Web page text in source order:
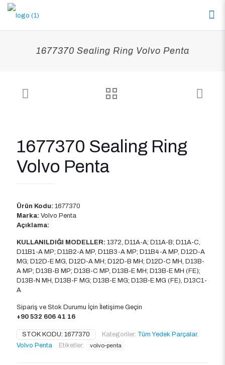
1677370 Sealing Ring Volvo Penta
1677370 Sealing Ring
Volvo Penta
Ürün Kodu: 1677370
Marka: Volvo Penta
Açıklama:
KULLANILDIĞI MODELLER: 1372, D11A-A; D11A-B; D11A-C,
D11B1-A MP; D11B2-A MP, D11B3-A MP; D11B4-A MP, D12D-A
MG; D12D-E MG, D12D-A MH; D12D-B MH; D12D-C MH, D13B-
A MP; D13B-B MP; D13B-C MP, D13B-E MH; D13B-E MH (FE);
D13B-N MH, D13B-F MG; D13B-E MG; D13B-E MG (FE), D13C1-
A
Sipariş ve Stok Durumu İçin İletişime Geçin
+90 532 606 41 16
STOK KODU: 1677370 Kategoriler: Tüm Yedek Parçalar,
Volvo Penta
Etiketler: volvo-penta